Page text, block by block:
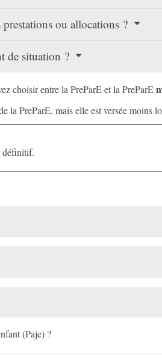
ou allocations ?
de situation ?
choisir entre la PreParE et la PreParE
la PreParE, mais elle est versée moins
définitif.
(Paje) ?